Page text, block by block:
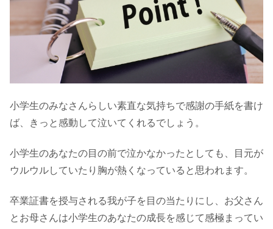
小学生のみなさんらしい素直な気持ちで感謝の手紙を書け
ば、きっと感動して泣いてくれるでしょう。
小学生のあなたの目の前で泣かなかったとしても、目元が
ウルウルしていたり胸が熱くなっていると思われます。
卒業証書を授与される我が子を目の当たりにし、お父さん
とお母さんは小学生のあなたの成長を感じて感極まってい